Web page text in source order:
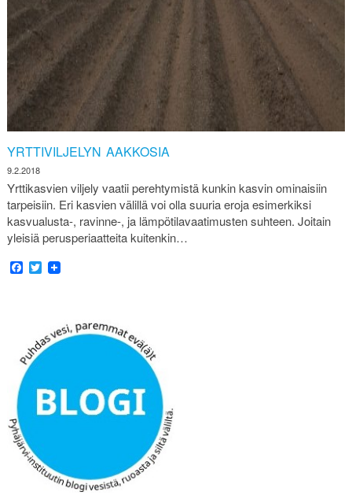
YRTTIVILJELYN AAKKOSIA
9.2.2018
Yrttikasvien viljely vaatii perehtymistä kunkin kasvin ominaisiin
tarpeisiin. Eri kasvien välillä voi olla suuria eroja esimerkiksi
kasvualusta-, ravinne-, ja lämpötilavaatimusten suhteen. Joitain
yleisiä perusperiaatteita kuitenkin…
Facebook
Twitter